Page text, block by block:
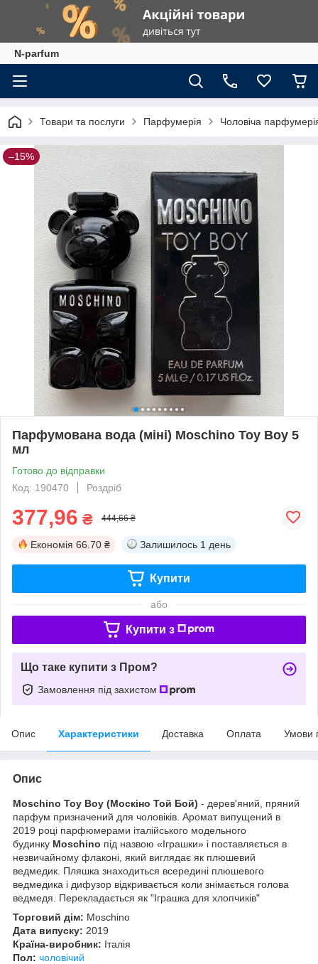
N-parfum
Товари та послуги Парфумерія Чоловіча
–15%
Парфумована вода (міні) Moschino Toy Boy 5
мл
Готово до відправки
Код: 190470
Роздріб
377,96 ₴ 444,66 ₴
Економія 66.70 ₴ Залишилось 1 день
Купити
або
Купити з
Що таке купити з Пром?
Замовлення під захистом
Опис Характеристики Доставка Оплата Умови
Опис
Moschino Toy Boy (Москіно Той Бой) - дерев'яний, пряний
парфум призначений для чоловіків. Аромат випущений в
2019 році парфюмерами італійського модельного
будинку Moschino під назвою «Іграшки» і поставляється в
незвичайному флаконі, який виглядає як плюшевий
ведмедик. Пляшка знаходиться всередині плюшевого
ведмедика і дифузор відкривається коли знімається голова
ведмедя. Перекладається як "Іграшка для хлопчиків"
Торговий дім: Moschino
Дата випуску: 2019
Країна-виробник: Італія
Пол: чоловічий